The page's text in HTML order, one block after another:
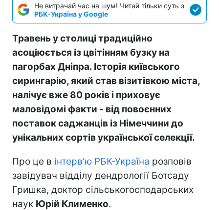
Не витрачай час на шум! Читай тільки суть з
РБК-Україна у Google
Травень у столиці традиційно
асоціюється із цвітінням бузку на
пагорбах Дніпра. Історія київського
сирингарію, який став візитівкою міста,
налічує вже 80 років і приховує
маловідомі факти - від повоєнних
поставок саджанців із Німеччини до
унікальних сортів української селекції.
Про це в інтерв'ю РБК-Україна розповів
завідувач відділу дендрології Ботсаду
Гришка, доктор сільськогосподарських
наук Юрій Клименко.